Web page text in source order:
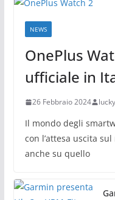
NEWS
OnePlus
ufficiale in
26 Febbraio 2024
Il mondo degli
con l’attesa uscita
anche su quello